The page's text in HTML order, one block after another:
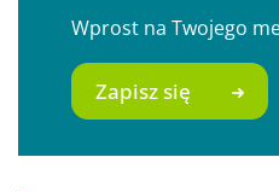
Wprost na Twojego
Zapisz się